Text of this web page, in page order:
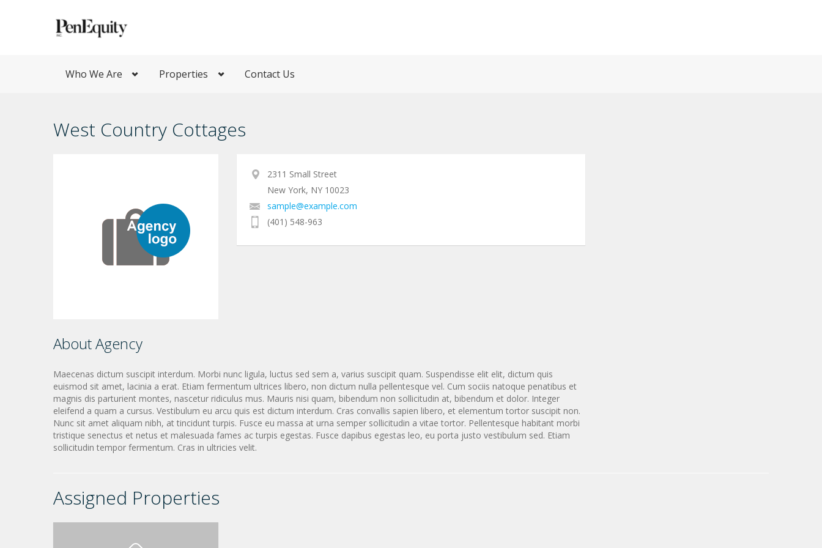
Who We Are Properties Contact Us
West Country Cottages‎
2311 Small Street
New York, NY 10023
sample@example.com
(401) 548-963
About Agency
Maecenas dictum suscipit interdum. Morbi nunc ligula, luctus sed sem a, varius suscipit quam. Suspendisse elit elit, dictum quis
euismod sit amet, lacinia a erat. Etiam fermentum ultrices libero, non dictum nulla pellentesque vel. Cum sociis natoque penatibus et
magnis dis parturient montes, nascetur ridiculus mus. Mauris nisi quam, bibendum non sollicitudin at, bibendum et dolor. Integer
eleifend a quam a cursus. Vestibulum eu arcu quis est dictum interdum. Cras convallis sapien libero, et elementum tortor suscipit non.
Nunc sit amet aliquam nibh, at tincidunt turpis. Fusce eu massa at urna semper sollicitudin a vitae tortor. Pellentesque habitant morbi
tristique senectus et netus et malesuada fames ac turpis egestas. Fusce dapibus egestas leo, eu porta justo vestibulum sed. Etiam
sollicitudin tempor fermentum. Cras in ultricies velit.
Assigned Properties